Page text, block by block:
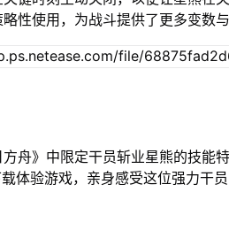
性使用，为战斗提供了更多变数与
舟》中限定干员斩业星熊的技能
体验游戏，亲身感受这位强力干员